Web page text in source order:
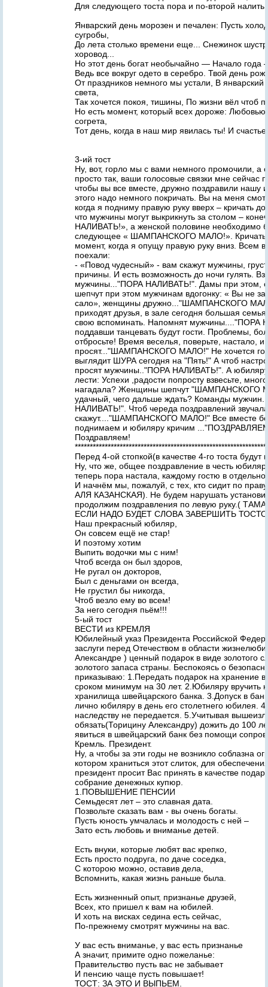
Для следующего тоста пора и по-второй налить.
Январский день морозен и печален: Пусть
сугробы,
До лета столько времени еще... Снежинок
хоровод...
Но этот день богат необычайно — Начало года
Ведь все вокруг одето в серебро. Твой день
От праздников немного мы устали, В январский
света,
Так хочется покоя, тишины, По жизни вёл чтоб
Но есть момент, который всех дороже: Любовью
согрета,
Тот день, когда в наш мир явилась ты! И
3-ий тост
Ну, вот, горло мы с вами немного промочили, а
просто так, ваши голосовые связки мне сейчас
чтобы вы все вместе, дружно поздравили нашу
этого надо немного покричать. Вы на меня
когда я подниму правую руку вверх – кричать
что мужчины могут выкрикнуть за столом –
НАЛИВАТЬ!», а женской половине необходимо
следующее « ШАМПАНСКОГО МАЛО!». Кричать
момент, когда я опущу правую руку вниз. Всем
поехали:
- «Повод чудесный» - вам скажут мужчины,
причины. И есть возможность до ночи гулять.
мужчины..."ПОРА НАЛИВАТЬ!". Дамы при этом,
шепчут при этом мужчинам вдогонку: « Вы не
сало», женщины дружно..."ШАМПАНСКОГО
приходят друзья, в зале сегодня большая
свою вспоминать. Напомнят мужчины...."ПОРА
поддавши танцевать будут гости. Проблемы,
отбросьте! Время веселья, поверьте, настало,
просят..."ШАМПАНСКОГО МАЛО!" Не хочется
выглядит ШУРА сегодня на "Пять!" А чтоб
просят мужчины.."ПОРА НАЛИВАТЬ!". А
лести: Успехи ,радости попросту взвесьте,
нагадала? Женщины шепчут "ШАМПАНСКОГО
удачный, чего дальше ждать? Команды
НАЛИВАТЬ!". Чтоб череда поздравлений
скажут...."ШАМПАНСКОГО МАЛО!" Все вместе
поднимаем и юбиляру кричим
Поздравляем!
Перед 4-ой стопкой(в качестве 4-го тоста будут
Ну, что же, общее поздравление в честь
теперь пора настала, каждому гостю в
И начнём мы, пожалуй, с тех, кто сидит по
АЛЯ КАЗАНСКАЯ). Не будем нарушать
продолжим поздравления по левую руку.(
ЕСЛИ НАДО БУДЕТ СЛОВА ЗАВЕРШИТЬ
Наш прекрасный юбиляр,
Он совсем ещё не стар!
И поэтому хотим
Выпить водочки мы с ним!
Чтоб всегда он был здоров,
Не ругал он докторов,
Был с деньгами он всегда,
Не грустил бы никогда,
Чтоб везло ему во всем!
За него сегодня пьём!!!
5-ый тост
ВЕСТИ из КРЕМЛЯ
Юбилейный указ Президента Российской
заслуги перед Отечеством в области
Александре ) ценный подарок в виде золотого
золотого запаса страны. Беспокоясь о
приказываю: 1.Передать подарок на хранение
сроком минимум на 30 лет. 2.Юбиляру вручить
хранилища швейцарского банка. 3.Допуск в
лично юбиляру в день его столетнего юбилея.
наследству не передается. 5.Учитывая
обязать(Торицину Александру) дожить до 100
явиться в швейцарский банк без помощи
Кремль. Президент.
Ну, а чтобы за эти годы не возникло соблазна
котором храниться этот слиток, для
президент просит Вас принять в качестве
собрание денежных купюр.
1.ПОВЫШЕНИЕ ПЕНСИИ
Семьдесят лет – это славная дата.
Позвольте сказать вам - вы очень богаты.
Пусть юность умчалась и молодость с ней –
Зато есть любовь и вниманье детей.
Есть внуки, которые любят вас крепко,
Есть просто подруга, по даче соседка,
С которою можно, оставив дела,
Вспомнить, какая жизнь раньше была.
Есть жизненный опыт, признанье друзей,
Всех, кто пришел к вам на юбилей.
И хоть на висках седина есть сейчас,
По-прежнему смотрят мужчины на вас.
У вас есть вниманье, у вас есть признанье
А значит, примите одно пожеланье:
Правительство пусть вас не забывает
И пенсию чаще пусть повышает!
ТОСТ: ЗА ЭТО И ВЫПЬЕМ.